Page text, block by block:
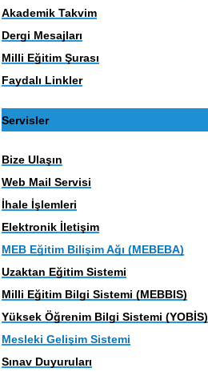
Akademik Takvim
Dergi Mesajları
Milli Eğitim Şurası
Faydalı Linkler
Servisler
Bize Ulaşın
Web Mail Servisi
İhale İşlemleri
Elektronik İletişim
MEB Eğitim Bilişim Ağı (MEBEBA)
Uzaktan Eğitim Sistemi
Milli Eğitim Bilgi Sistemi (MEBBIS)
Yüksek Öğrenim Bilgi Sistemi (YOBİS)
Mesleki Gelişim Sistemi
Sınav Duyuruları